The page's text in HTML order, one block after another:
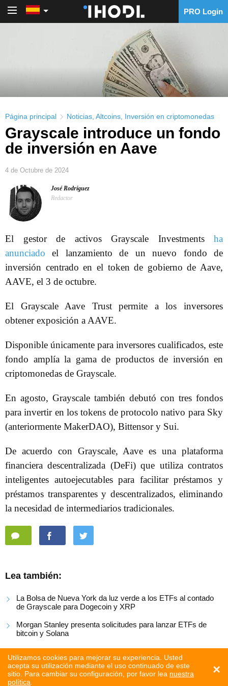
Utilizamos cookies para mejorar su experiencia. Usted
acepta su utilización mediante el uso continuado de este
sitio. Para cambiar su configuración, por favor lea nuestra
política
×
PRO Login
Página principal Noticias Altcoins Inversión en criptomonedas
Grayscale introduce un fondo
de inversión en Aave
4 de Octubre de 2024
José Rodríguez
Redactor
El gestor de activos Grayscale Investments ha
anunciado el lanzamiento de un nuevo fondo de
inversión centrado en el token de gobierno de Aave,
AAVE, el 3 de octubre.
El Grayscale Aave Trust permite a los inversores
obtener exposición a AAVE.
Disponible únicamente para inversores cualificados, este
fondo amplía la gama de productos de inversión en
criptomonedas de Grayscale.
En agosto, Grayscale también debutó con tres fondos
para invertir en los tokens de protocolo nativo para Sky
(anteriormente MakerDAO), Bittensor y Sui.
De acuerdo con Grayscale, Aave es una plataforma
financiera descentralizada (DeFi) que utiliza contratos
inteligentes autoejecutables para facilitar préstamos y
préstamos transparentes y descentralizados, eliminando
la necesidad de intermediarios tradicionales.
Lea también:
La Bolsa de Nueva York da luz verde a los ETFs al contado
de Grayscale para Dogecoin y XRP
Morgan Stanley presenta solicitudes para lanzar ETFs de
bitcoin y Solana
Grayscale lanza un ETF de staking de Solana